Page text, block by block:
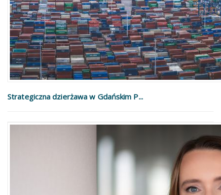
Strategiczna dzierżawa w Gdańskim P...